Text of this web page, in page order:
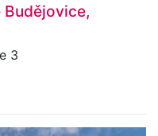
Budějovice,
3